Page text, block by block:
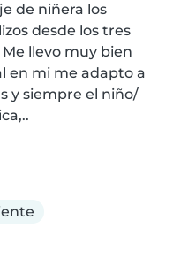
de niñera los
desde los tres
llevo muy bien
en mi me adapto a
y siempre el niño/